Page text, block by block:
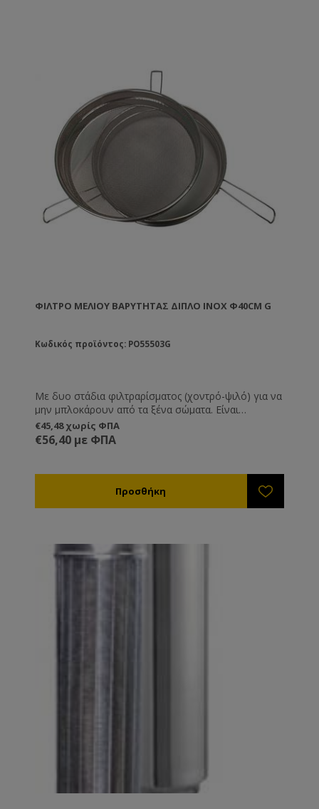
ΦΊΛΤΡΟ ΜΕΛΙΟΎ ΒΑΡΎΤΗΤΑΣ ΔΙΠΛΌ ΙΝΟΧ Φ40CM G
Κωδικός προϊόντος: PO55503G
Με δυο στάδια φιλτραρίσματος (χοντρό-ψιλό) για να
μην μπλοκάρουν από τα ξένα σώματα. Είναι
εξοπλισμένα με μεταβλητούς βραχίονες στήριξης για
να ταιριάζουν πάνω στα δοχεία μελιού.
€45,48 χωρίς ΦΠΑ
€56,40 με ΦΠΑ